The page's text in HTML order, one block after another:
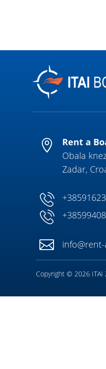

Rent a
Obala
Zadar,

Copyright © 2026 ITAI